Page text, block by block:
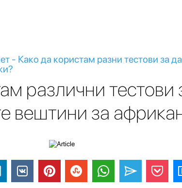
- Како да користам разни тестови за
различни тестови
вештини за